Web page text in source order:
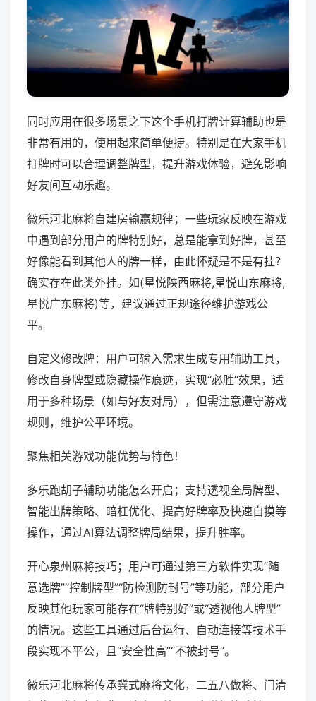
同时应用在很多场景之下这个手机打牌计算辅助也是
非常有用的，使用起来简单便捷。特别是在大家手机
打牌时可以合理调整牌型，提升游戏体验，避免影响
好友间互动乐趣。
微乐河北麻将自建房输赢规律；一些玩家反映在游戏
中遇到部分用户的牌特别好，总是能拿到好牌，甚至
好像能看到其他人的牌一样，由此怀疑是不是有挂？
确实存在此类外挂。如(星悦陕西麻将,星悦山东麻将,
星悦广东麻将)等，建议通过正规途径维护游戏公
平。
自定义修改牌：用户可输入需求生成专用辅助工具，
修改自身牌型或隐藏操作痕迹，实现“必胜”效果，适
用于多种场景（如与好友对局），但需注意遵守游戏
规则，维护公平环境。
聚焦相关游戏功能优势与特色！
多乐跑胡子辅助功能怎么开启；支持透视全局牌型、
智能出牌策略、暗杠优化、提高好牌率及快速自摸等
操作，通过AI算法调整牌局结果，提升胜率。
开心泉州麻将技巧；用户可通过第三方软件实现“随
意选牌”“控制牌型”“防检测防封号”等功能，部分用户
反映其他玩家可能存在“牌特别好”或“透视他人牌型”
的情况。这些工具通过后台运行、自动连接等技术手
段实现不平公，且“安全性高”“不被封号”。
微乐河北麻将传承冀式麻将文化，二五八做将、门清